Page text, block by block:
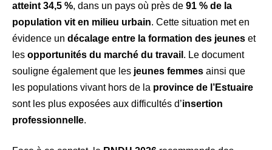
atteint 34,5 %, dans un pays où près de 91 % de la
population vit en milieu urbain. Cette situation met en
évidence un décalage entre la formation des jeunes et
les opportunités du marché du travail . Le document
souligne également que les jeunes femmes ainsi que
les populations vivant hors de la province de l’Estuaire
sont les plus exposées aux difficultés d’insertion
professionnelle.